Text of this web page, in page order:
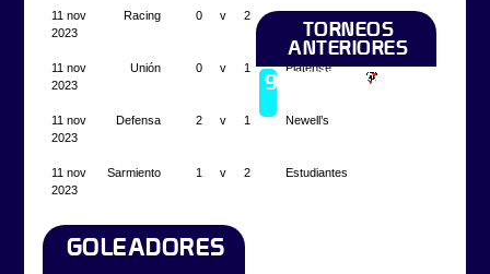
11 nov
2023
Racing 0 v 2
11 nov
2023
Unión 0 v 1 Platense
11 nov
2023
Defensa 2 v 1 Newell’s
11 nov
2023
Sarmiento 1 v 2 Estudiantes
GOLEADORES
TORNEOS
ANTERIORES
9Campeón
2022